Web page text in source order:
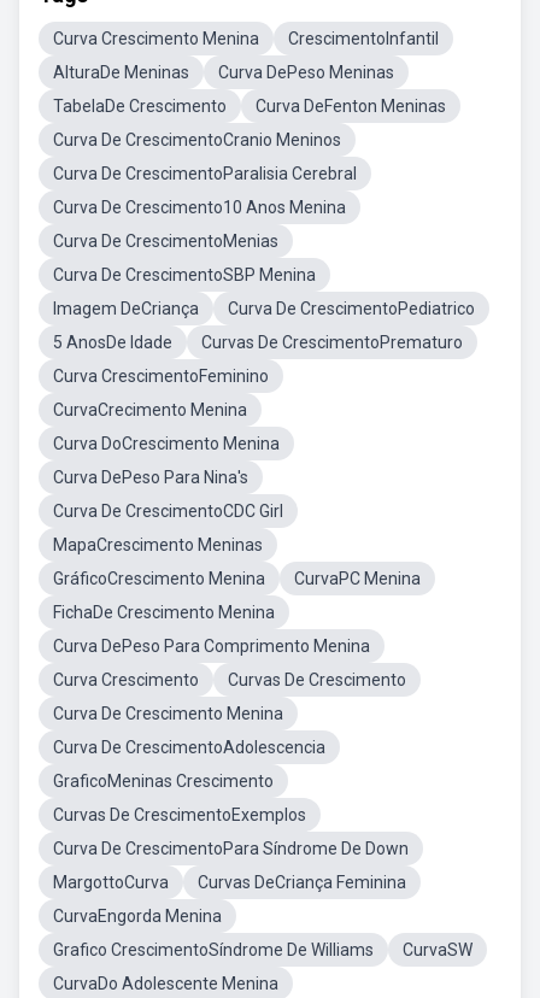
Curva Crescimento Menina
CrescimentoInfantil
AlturaDe Meninas
Curva DePeso Meninas
TabelaDe Crescimento
Curva DeFenton Meninas
Curva De CrescimentoCranio Meninos
Curva De CrescimentoParalisia Cerebral
Curva De Crescimento10 Anos Menina
Curva De CrescimentoMenias
Curva De CrescimentoSBP Menina
Imagem DeCriança
Curva De CrescimentoPediatrico
5 AnosDe Idade
Curvas De CrescimentoPrematuro
Curva CrescimentoFeminino
CurvaCrecimento Menina
Curva DoCrescimento Menina
Curva DePeso Para Nina's
Curva De CrescimentoCDC Girl
MapaCrescimento Meninas
GráficoCrescimento Menina
CurvaPC Menina
FichaDe Crescimento Menina
Curva DePeso Para Comprimento Menina
Curva Crescimento
Curvas De Crescimento
Curva De Crescimento Menina
Curva De CrescimentoAdolescencia
GraficoMeninas Crescimento
Curvas De CrescimentoExemplos
Curva De CrescimentoPara Síndrome De Down
MargottoCurva
Curvas DeCriança Feminina
CurvaEngorda Menina
Grafico CrescimentoSíndrome De Williams
CurvaSW
CurvaDo Adolescente Menina